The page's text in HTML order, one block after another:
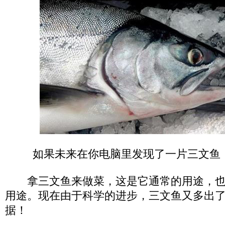
如果未来在你电脑里发现了一片三文鱼
拿三文鱼来做菜，这是它通常的用途，
用途。现在由于科学的进步，三文鱼又多出
据！